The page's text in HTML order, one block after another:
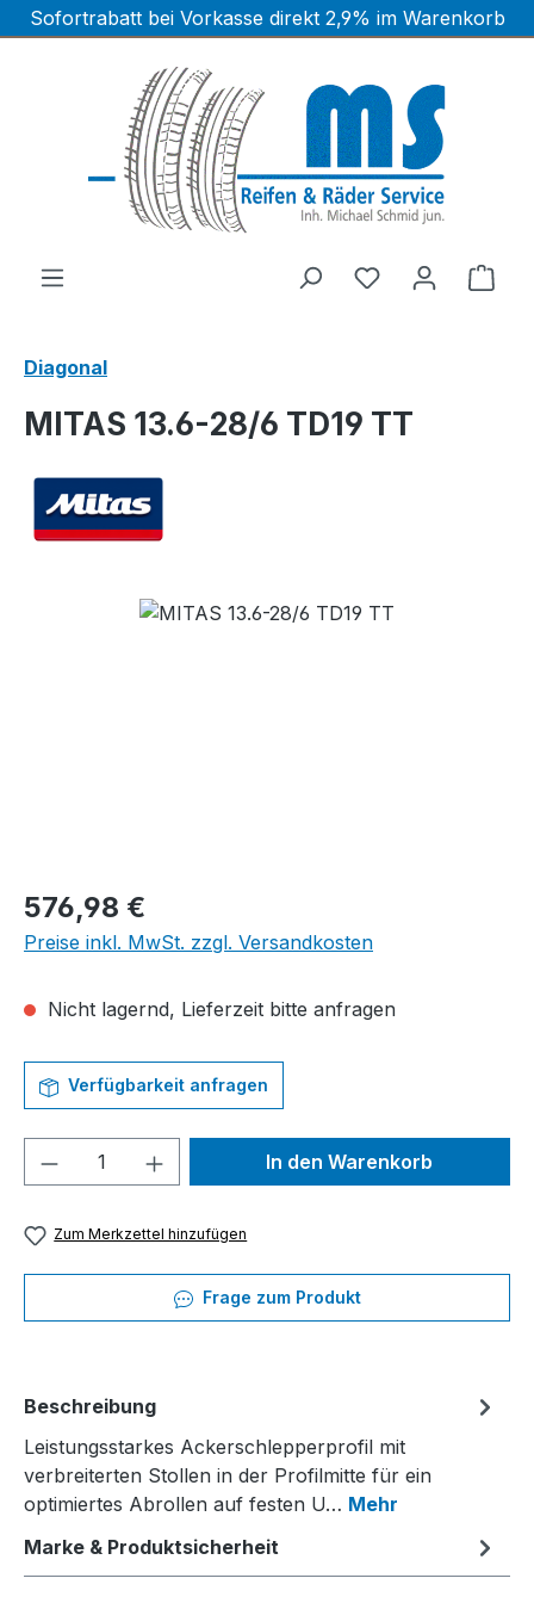
Zum Hauptinhalt springen
Sofortrabatt bei Vorkasse direkt 2,9% im Warenkorb
Diagonal
MITAS 13.6-28/6 TD19 TT
Bildergalerie überspringen
Regulärer Preis:
576,98 €
Preise inkl. MwSt. zzgl. Versandkosten
Nicht lagernd, Lieferzeit bitte anfragen
Verfügbarkeit anfragen
Produkt Anzahl: Gib denIn den Warenkorb
Zum Merkzettel hinzufügen
Frage zum Produkt
Beschreibung
Leistungsstarkes Ackerschlepperprofil mit
verbreiterten Stollen in der Profilmitte für ein
optimiertes Abrollen auf festen U… Mehr
Marke & Produktsicherheit